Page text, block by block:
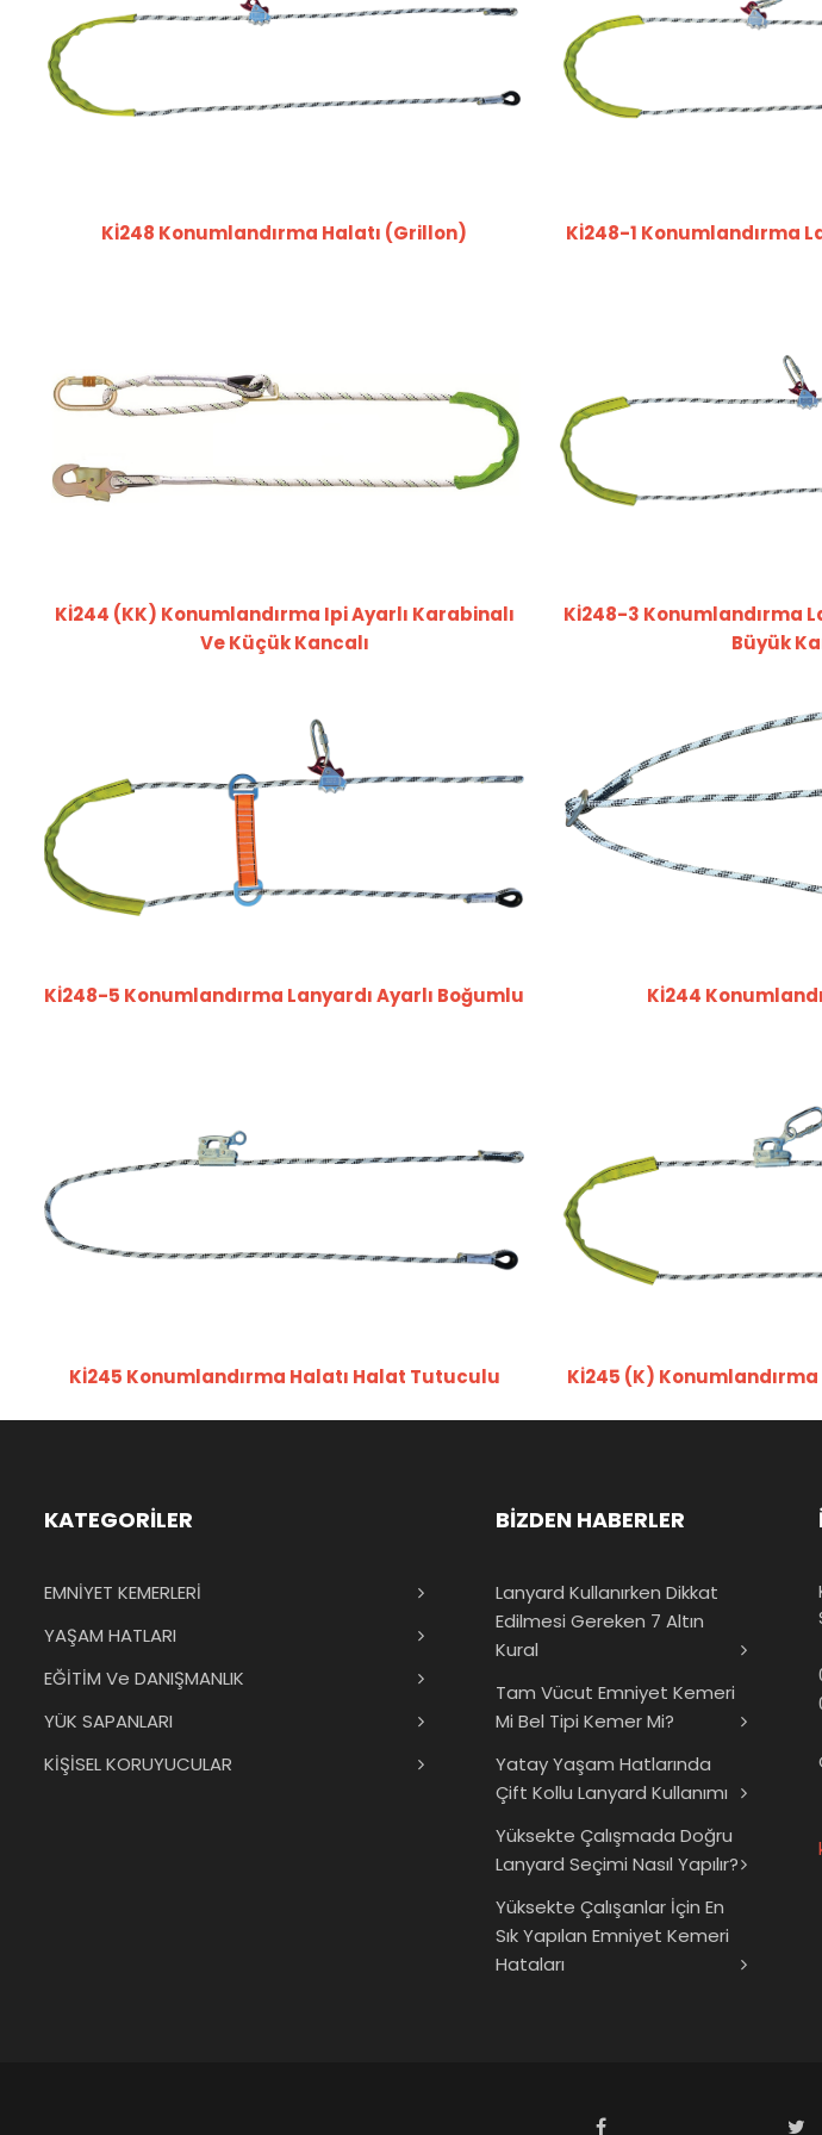
Kİ248 Konumlandırma Halatı (Grillon) Kİ248-1 Konumlandırma
Kİ244 (KK) Konumlandırma Ipi Ayarlı Karabinalı
Ve Küçük Kancalı
Kİ248-3 Konumlandırma
Büyük
Kİ248-5 Konumlandırma Lanyardı Ayarlı Boğumlu Kİ244
Kİ245 Konumlandırma Halatı Halat Tutuculu Kİ245 (K)
KATEGORİLER
EMNİYET KEMERLERİ
YAŞAM HATLARI
EĞİTİM Ve DANIŞMANLIK
YÜK SAPANLARI
KİŞİSEL KORUYUCULAR
BİZDEN HABERLER
Lanyard Kullanırken Dikkat
Edilmesi Gereken 7 Altın
Kural
Tam Vücut Emniyet Kemeri
Mi Bel Tipi Kemer Mi?
Yatay Yaşam Hatlarında
Çift Kollu Lanyard Kullanımı
Yüksekte Çalışmada Doğru
Lanyard Seçimi Nasıl Yapılır?
Yüksekte Çalışanlar İçin En
Sık Yapılan Emniyet Kemeri
Hataları